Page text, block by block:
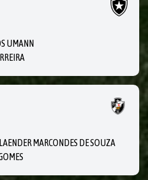
UMANN
MARCONDES DE SOUZA